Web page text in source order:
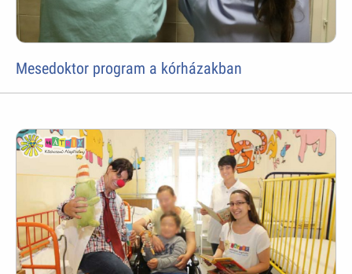
Mesedoktor program a kórházakban